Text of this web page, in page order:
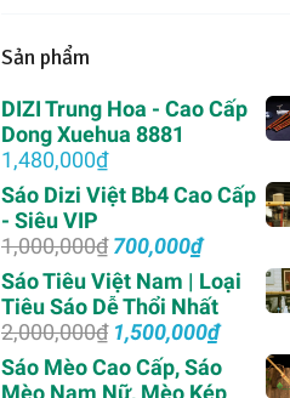
Sản phẩm
DIZI Trung Hoa - Cao Cấp
Dong Xuehua 8881
1,480,000₫
Sáo Dizi Việt Bb4 Cao Cấp
- Siêu VIP
1,000,000₫ Giá
gốc
là:
1,000,000₫.
700,000₫Giá
hiện
tại
là:
700,000₫.
Sáo Tiêu Việt Nam | Loại
Tiêu Sáo Dễ Thổi Nhất
2,000,000₫ Giá
gốc
là:
1,500,000₫Giá
tại
Sáo Mèo Cao Cấp, Sáo